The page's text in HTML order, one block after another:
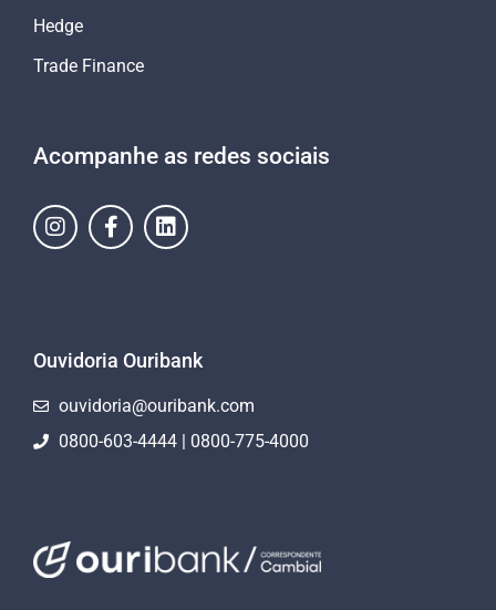
Hedge
Trade Finance
Acompanhe as redes sociais
Ouvidoria Ouribank
ouvidoria@ouribank.com
0800-603-4444 | 0800-775-4000